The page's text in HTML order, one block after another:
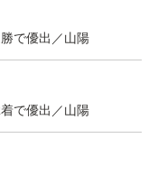
で優出／山陽
で優出／山陽